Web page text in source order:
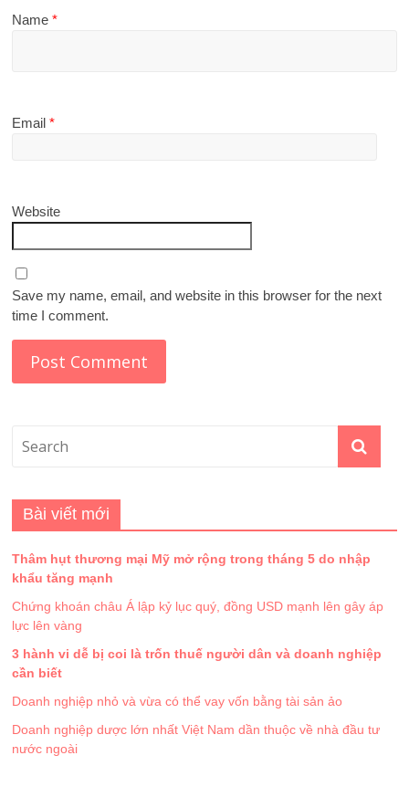
Name*
Email*
Website
Save my name, email, and website in this browser for the next
time I comment.
Bài viết mới
Thâm hụt thương mại Mỹ mở rộng trong tháng 5 do nhập
khẩu tăng mạnh
Chứng khoán châu Á lập kỷ lục quý, đồng USD mạnh lên gây áp
lực lên vàng
3 hành vi dễ bị coi là trốn thuế người dân và doanh nghiệp
cần biết
Doanh nghiệp nhỏ và vừa có thể vay vốn bằng tài sản ảo
Doanh nghiệp dược lớn nhất Việt Nam dần thuộc về nhà đầu tư
nước ngoài